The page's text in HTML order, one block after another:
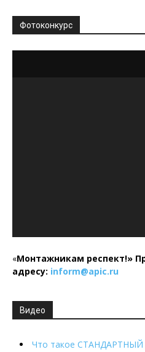
Фотоконкурс
«Монтажникам респект!»
адресу: inform@apic.ru
Видео
Что такое